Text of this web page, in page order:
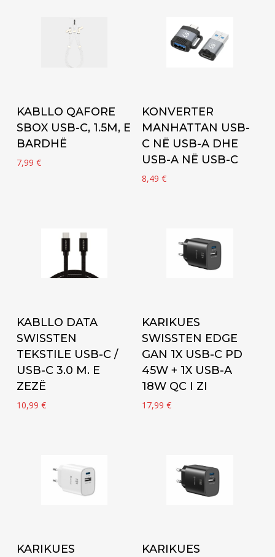
Add to cart
KABLLO QAFORE
SBOX USB-C, 1.5M, E
BARDHË
7,99 €
Add to cart
KONVERTER
MANHATTAN USB-
C NË USB-A DHE
USB-A NË USB-C
8,49€
Add to cart
KABLLO DATA
SWISSTEN
TEKSTILE USB-C /
USB-C 3.0 M. E
ZEZË
10,99 €
Add to cart
KARIKUES
SWISSTEN EDGE
GAN 1X USB-C PD
45W + 1X USB-A
18W QC I ZI
17,99€
Add to cart
KARIKUES
Add to cart
KARIKUES